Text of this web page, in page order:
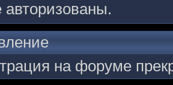
на форуме